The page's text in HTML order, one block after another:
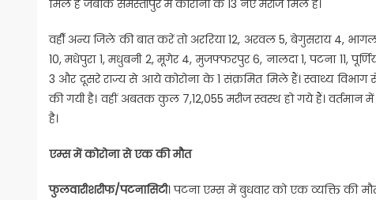
मिले है जबकि समस्तीपुर में कोरोना के 13 नए मरीज मिले हैं।
वहीँ अन्य जिले की बात करें तो अररिया 12, अरवल 5, बेगुसराय 4,
10, मधेपुरा 1, मधुबनी 2, मूगेर 4, मुजफ्फरपुर 6, नालदा 1, पटना 11,
3 और दूसरे राज्य से आये कोरोना के 1 संक्रमित मिले हैं। स्वाथ्य
की गयी है। वहीं अबतक कुल 7,12,055 मरीज स्वस्थ हो गये हैं। वर्तमान
है।
एम्स में कोरोना से एक की मौत
फुलवारीशरीफ/पटनासिटी। पटना एम्स में बुधवार को एक व्यक्ति की